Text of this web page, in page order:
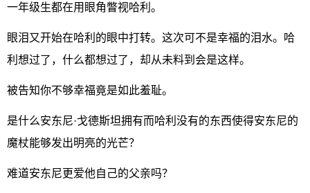
一年级生都在用眼角瞥视哈利。
眼泪又开始在哈利的眼中打转。这次可不是幸福的泪水。哈
利想过了，什么都想过了，却从未料到会是这样。
被告知你不够幸福竟是如此羞耻。
是什么安东尼·戈德斯坦拥有而哈利没有的东西使得安东尼的
魔杖能够发出明亮的光芒？
难道安东尼更爱他自己的父亲吗？